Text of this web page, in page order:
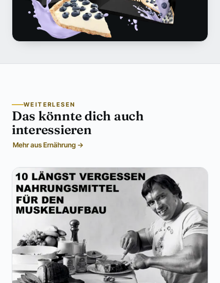
WEITERLESEN
Das könnte dich auch
interessieren
Mehr aus Ernährung →